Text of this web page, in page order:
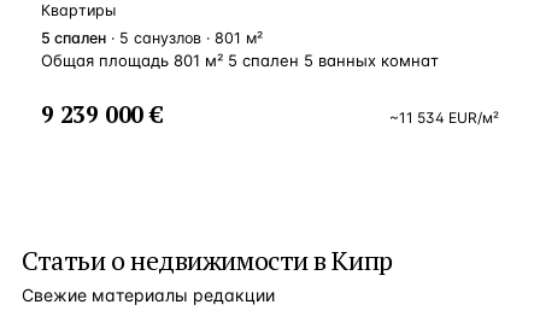
Квартиры
5 спален · 5 санузлов · 801 м²
Общая площадь 801 м² 5 спален 5 ванных комнат
9 239 000 € ~11 534 EUR/м²
Статьи онедвижимости в Кипр
Свежие материалы редакции